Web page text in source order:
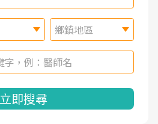
鄉鎮地區
立即搜尋